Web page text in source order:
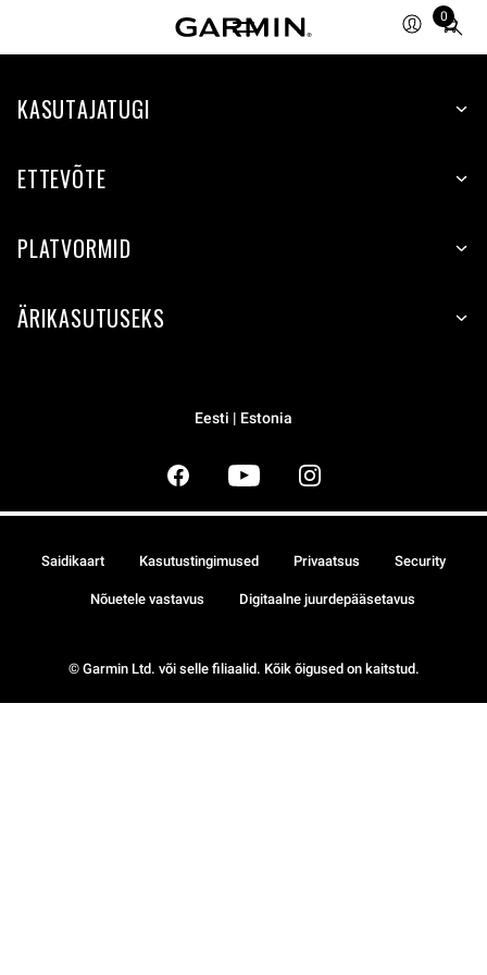
0
Total
items
cart:
KASUTAJATUGI
ETTEVÕTE
PLATVORMID
ÄRIKASUTUSEKS
Eesti | Estonia
© Garmin Ltd. või selle filiaalid. Kõik õigused on kaitstud.
Saidikaart Kasutustingimused Privaatsus Security
Nõuetele vastavus Digitaalne juurdepääsetavus